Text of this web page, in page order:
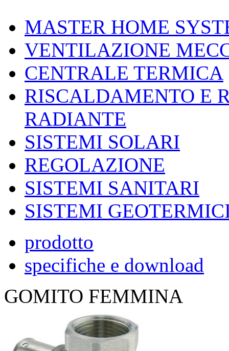
MASTER HOME
VENTILAZIONE
CENTRALE TERMICA
RISCALDAMENTO E
RADIANTE
SISTEMI SOLARI
REGOLAZIONE
SISTEMI SANITARI
SISTEMI
prodotto
specifiche e download
GOMITO FEMMINA